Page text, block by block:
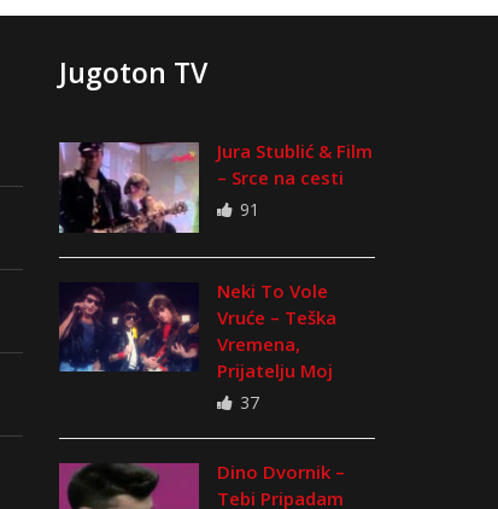
Jugoton TV
Jura Stublić & Film
– Srce na cesti
91
Neki To Vole
Vruće – Teška
Vremena,
Prijatelju Moj
37
Dino Dvornik –
Tebi Pripadam